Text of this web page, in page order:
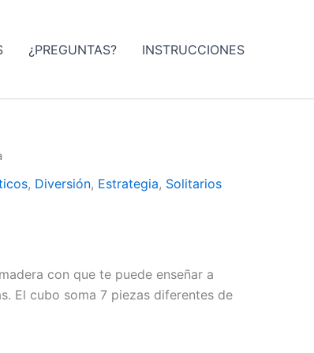
¿PREGUNTAS? INSTRUCCIONES
, Diversión, Estrategia, Solitarios
con que te puede enseñar a
El cubo soma 7 piezas diferentes de